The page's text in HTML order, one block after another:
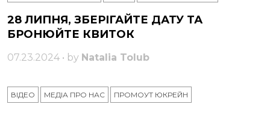
28 ЛИПНЯ, ЗБЕРІГАЙТЕ ДАТУ ТА
БРОНЮЙТЕ КВИТОК
07.23.2024 • by Natalia Tolub
ВІДЕО МЕДІА ПРО НАС ПРОМОУТ ЮКРЕЙН